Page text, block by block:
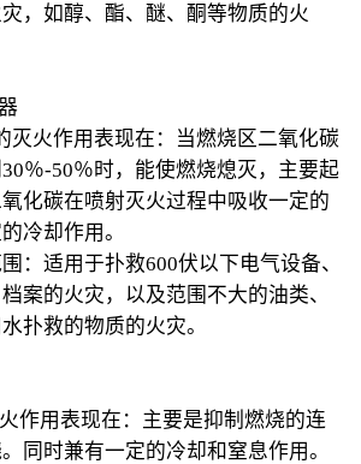
，如醇、酯、醚、酮等物质的火
灭火作用表现在：当燃烧区二氧化碳
％-50％时，能使燃烧熄灭，主要起
化碳在喷射灭火过程中吸收一定的
冷却作用。
：适用于扑救600伏以下电气设备、
案的火灾，以及范围不大的油类、
扑救的物质的火灾。
作用表现在：主要是抑制燃烧的连
同时兼有一定的冷却和窒息作用。